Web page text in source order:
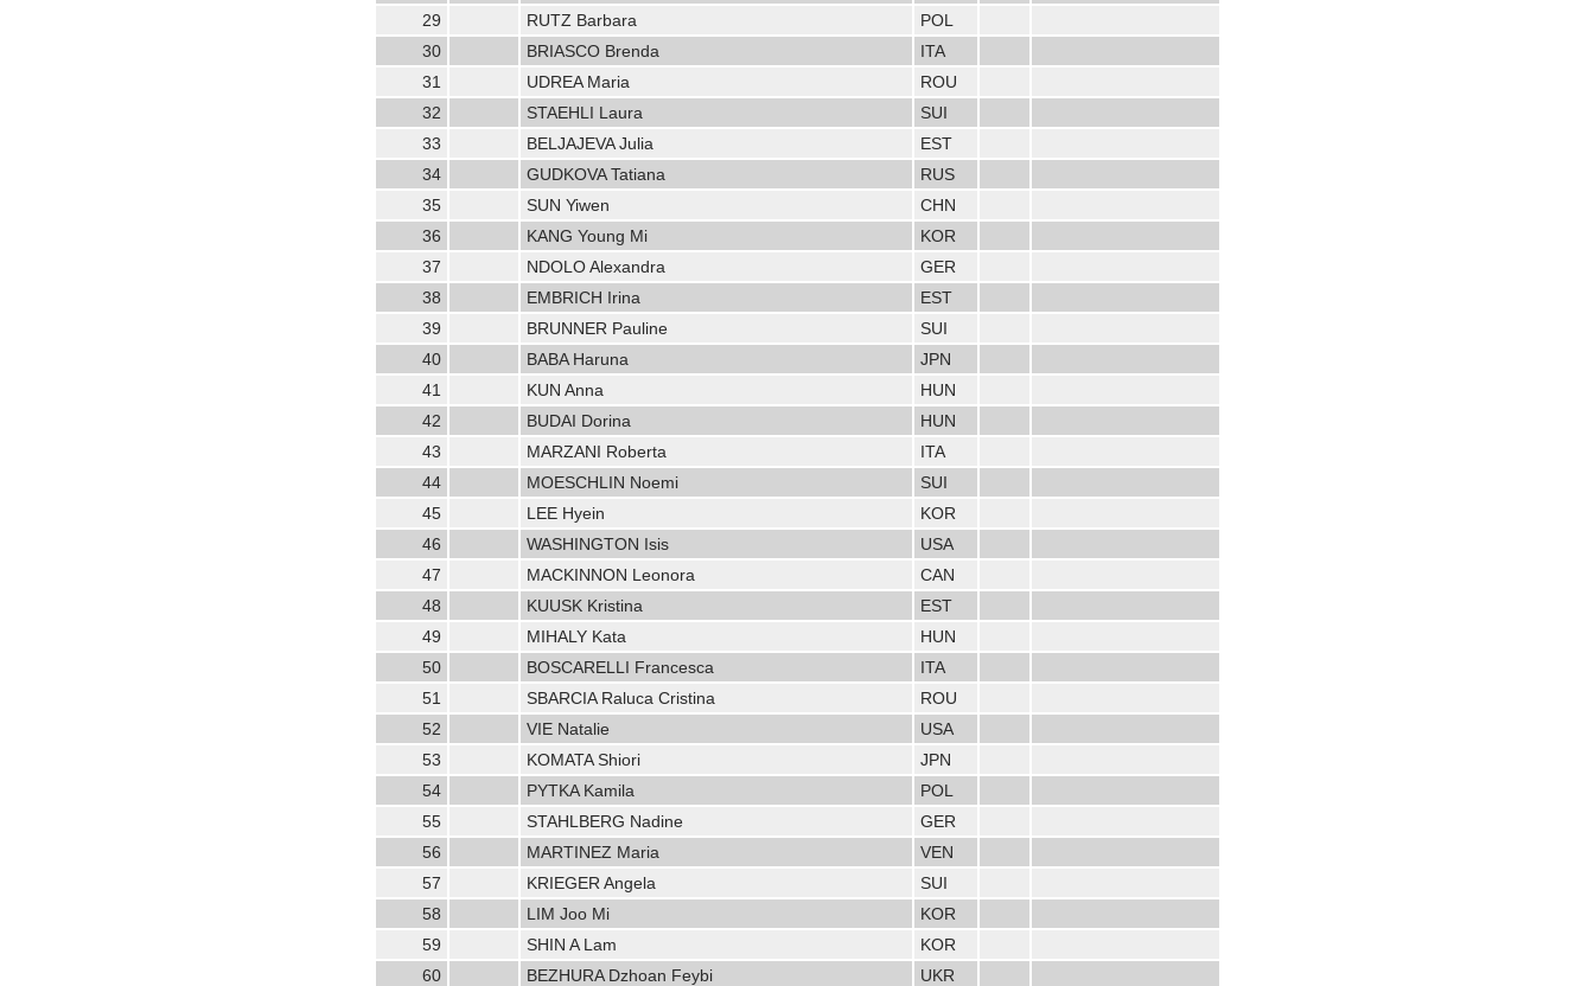
29
RUTZ Barbara
POL
30
BRIASCO Brenda
ITA
31
UDREA Maria
ROU
32
STAEHLI Laura
SUI
33
BELJAJEVA Julia
EST
34
GUDKOVA Tatiana
RUS
35
SUN Yiwen
CHN
36
KANG Young Mi
KOR
37
NDOLO Alexandra
GER
38
EMBRICH Irina
EST
39
BRUNNER Pauline
SUI
40
BABA Haruna
JPN
41
KUN Anna
HUN
42
BUDAI Dorina
HUN
43
MARZANI Roberta
ITA
44
MOESCHLIN Noemi
SUI
45
LEE Hyein
KOR
46
WASHINGTON Isis
USA
47
MACKINNON Leonora
CAN
48
KUUSK Kristina
EST
49
MIHALY Kata
HUN
50
BOSCARELLI Francesca
ITA
51
SBARCIA Raluca Cristina
ROU
52
VIE Natalie
USA
53
KOMATA Shiori
JPN
54
PYTKA Kamila
POL
55
STAHLBERG Nadine
GER
56
MARTINEZ Maria
VEN
57
KRIEGER Angela
SUI
58
LIM Joo Mi
KOR
59
SHIN A Lam
KOR
60
BEZHURA Dzhoan Feybi
UKR